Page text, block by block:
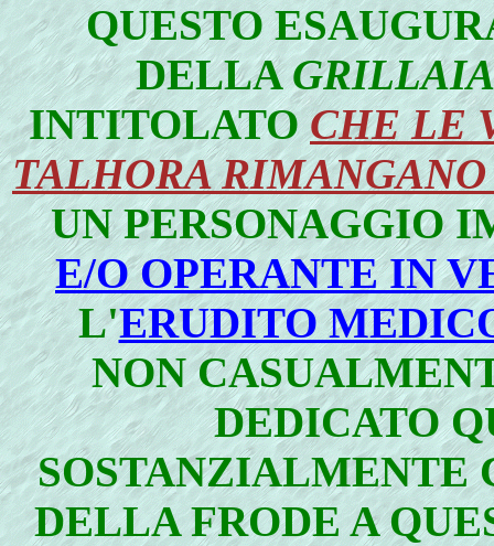
QUESTO
DELLAGRILLAIA
INTITOLATOCHE LE
TALHORA
UN PERSONAGGIO
E/O OPERANTE IN
L'ERUDITO
NON
DEDICATO
SOSTANZIALMENTE
DELLA FRODE A